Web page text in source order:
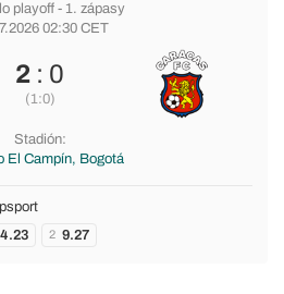
playoff- 1. zápasy
02:30 CET
2 : 0
(1:0)
Stadión:
El Campín, Bogotá
4.23 2 9.27